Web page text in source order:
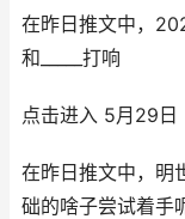
在昨日推文中，
和_____打响
点击进入 5月29日
在昨日推文中，明
础的啥子尝试着手